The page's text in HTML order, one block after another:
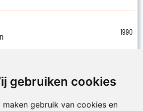
gebruiken cookies
maken gebruik van cookies en
1990